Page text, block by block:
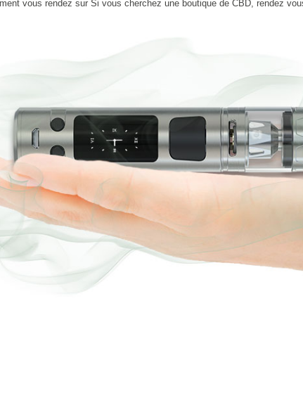
vous rendez sur Si vous cherchez une boutique de CBD, rendez